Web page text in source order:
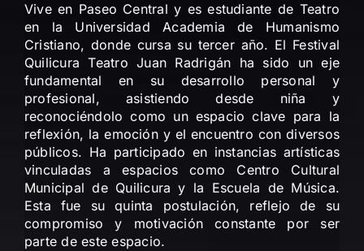
Vive en Paseo Central y es estudiante de Teatro
en la Universidad Academia de Humanismo
Cristiano, donde cursa su tercer año. El Festival
Quilicura Teatro Juan Radrigán ha sido un eje
fundamental en su desarrollo personal y
profesional, asistiendo desde niña y
reconociéndolo como un espacio clave para la
reflexión, la emoción y el encuentro con diversos
públicos. Ha participado en instancias artísticas
vinculadas a espacios como Centro Cultural
Municipal de Quilicura y la Escuela de Música.
Esta fue su quinta postulación, reflejo de su
compromiso y motivación constante por ser
parte de este espacio.